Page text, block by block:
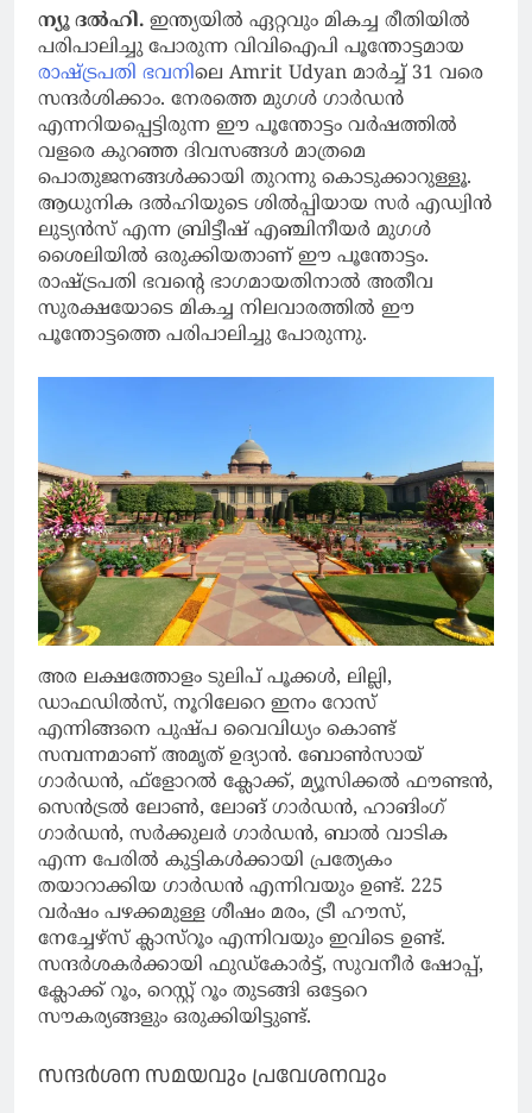
ന്യൂ ദല്‍ഹി. ഇന്ത്യയില്‍ ഏറ്റവും മികച്ച രീതിയില്‍
പരിപാലിച്ചു പോരുന്ന വിവിഐപി പൂന്തോട്ടമായ
രാഷ്ട്രപതി ഭവനിലെ Amrit Udyan മാര്‍ച്ച് 31 വരെ
സന്ദര്‍ശിക്കാം. നേരത്തെ മുഗള്‍ ഗാര്‍ഡന്‍
എന്നറിയപ്പെട്ടിരുന്ന ഈ പൂന്തോട്ടം വര്‍ഷത്തില്‍
വളരെ കുറഞ്ഞ ദിവസങ്ങള്‍ മാത്രമെ
പൊതുജനങ്ങള്‍ക്കായി തുറന്നു കൊടുക്കാറുള്ളൂ.
ആധുനിക ദല്‍ഹിയുടെ ശില്‍പ്പിയായ സര്‍ എഡ്വിന്‍
ലുട്യന്‍സ് എന്ന ബ്രിട്ടീഷ് എഞ്ചിനീയര്‍ മുഗള്‍
ശൈലിയില്‍ ഒരുക്കിയതാണ് ഈ പൂന്തോട്ടം.
രാഷ്ട്രപതി ഭവന്റെ ഭാഗമായതിനാല്‍ അതീവ
സുരക്ഷയോടെ മികച്ച നിലവാരത്തില്‍ ഈ
പൂന്തോട്ടത്തെ പരിപാലിച്ചു പോരുന്നു.
അര ലക്ഷത്തോളം ടുലിപ് പൂക്കള്‍, ലില്ലി,
ഡാഫഡില്‍സ്, നൂറിലേറെ ഇനം റോസ്
എന്നിങ്ങനെ പുഷ്പ വൈവിധ്യം കൊണ്ട്
സമ്പന്നമാണ് അമൃത് ഉദ്യാന്‍. ബോണ്‍സായ്
ഗാര്‍ഡന്‍, ഫ്‌ളോറല്‍ ക്ലോക്ക്, മ്യൂസിക്കല്‍ ഫൗണ്ടന്‍,
സെന്‍ട്രല്‍ ലോണ്‍, ലോങ് ഗാര്‍ഡന്‍, ഹാങിംഗ്
ഗാര്‍ഡന്‍, സര്‍ക്കുലര്‍ ഗാര്‍ഡന്‍, ബാല്‍ വാടിക
എന്ന പേരില്‍ കുട്ടികള്‍ക്കായി പ്രത്യേകം
തയാറാക്കിയ ഗാര്‍ഡൻ എന്നിവയും ഉണ്ട്. 225
വര്‍ഷം പഴക്കമുള്ള ശീഷം മരം, ട്രീ ഹൗസ്,
നേച്ചേഴ്‌സ് ക്ലാസ്‌റൂം എന്നിവയും ഇവിടെ ഉണ്ട്.
സന്ദര്‍ശകര്‍ക്കായി ഫുഡ്‌കോര്‍ട്ട്, സുവനീര്‍ ഷോപ്പ്,
ക്ലോക്ക് റൂം, റെസ്റ്റ് റൂം തുടങ്ങി ഒട്ടേറെ
സൗകര്യങ്ങളും ഒരുക്കിയിട്ടുണ്ട്.
സന്ദര്‍ശന സമയവും പ്രവേശനവും